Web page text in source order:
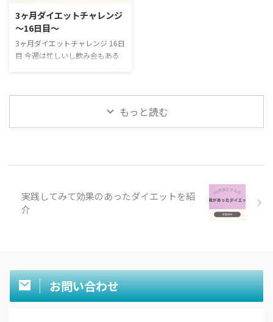
reboot.com/3m000/ 40代の3ヶ
月ダイエットチャレンジ 18日
目の記録 40代の3ヶ月ダイエット
チャレンジルールはこちら 3ヶ月
3ヶ月ダイエットチャレンジ
〜16日目〜
3ヶ月ダイエットチャレンジ 16日
目 今週は忙しいし飲み会もある
reboot.com/3m000/ 40代の3ヶ
イプ、16時から翌8時までの断食
とする) 最初の2週間は特に食事
もっと読む
実践してみて効果のあったダイエットを紹
介
お問い合わせ